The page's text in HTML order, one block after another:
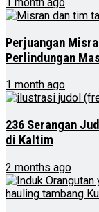
Perjuangan
Perlindungan
1 month ago
236 Serangan
di Kaltim
2 months ago